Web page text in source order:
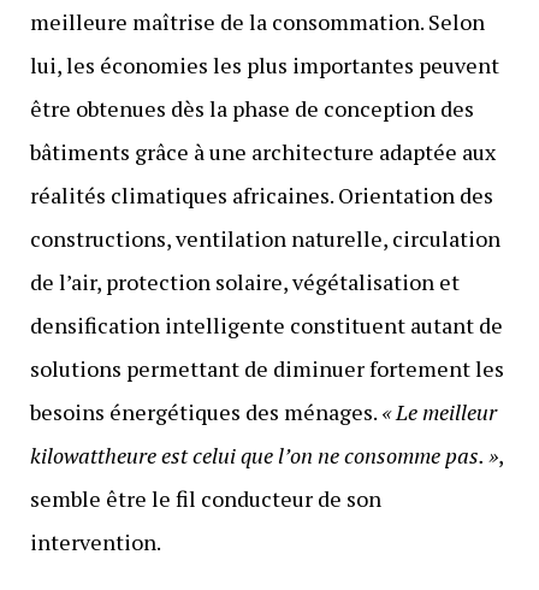
meilleure maîtrise de la consommation. Selon
lui, les économies les plus importantes peuvent
être obtenues dès la phase de conception des
bâtiments grâce à une architecture adaptée aux
réalités climatiques africaines. Orientation des
constructions, ventilation naturelle, circulation
de l’air, protection solaire, végétalisation et
densification intelligente constituent autant de
solutions permettant de diminuer fortement les
besoins énergétiques des ménages. « Le meilleur
kilowattheure est celui que l’on ne consomme pas. »,
semble être le fil conducteur de son
intervention.